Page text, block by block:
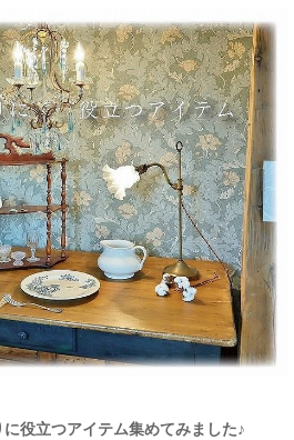
役立つアイテム集めてみました♪